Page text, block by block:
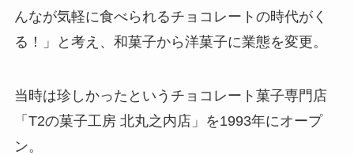
んなが気軽に食べられるチョコレートの時代がく
る！」と考え、和菓子から洋菓子に業態を変更。
当時は珍しかったというチョコレート菓子専門店
「T2の菓子工房 北丸之内店」を1993年にオープ
ン。